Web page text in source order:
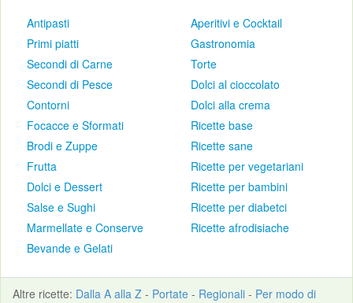
Antipasti
Primi piatti
Secondi di Carne
Secondi di Pesce
Contorni
Focacce e Sformati
Brodi e Zuppe
Frutta
Dolci e Dessert
Salse e Sughi
Marmellate e Conserve
Bevande e Gelati
Aperitivi e Cocktail
Gastronomia
Torte
Dolci al cioccolato
Dolci alla crema
Ricette base
Ricette sane
Ricette per vegetariani
Ricette per bambini
Ricette per diabetci
Ricette afrodisiache
Altre ricette: Dalla A alla Z - Portate - Regionali - Per modo di